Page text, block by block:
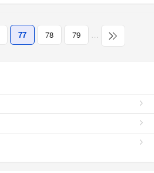
77 78 79 …